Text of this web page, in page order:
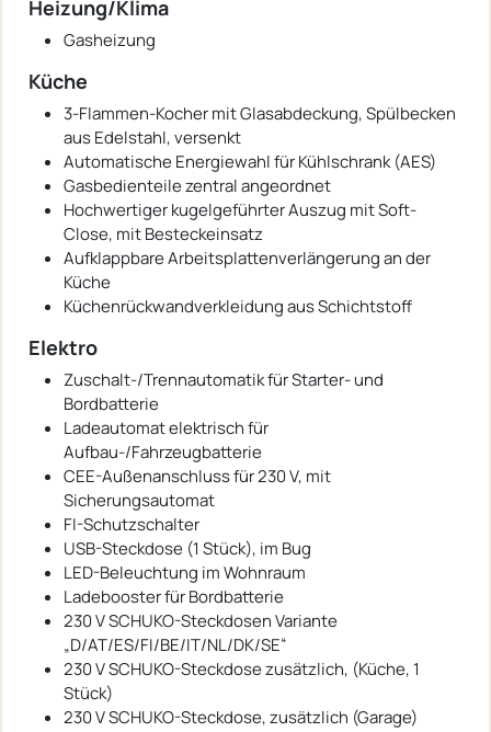
Heizung/Klima
Gasheizung
Küche
3-Flammen-Kocher mit Glasabdeckung, Spülbecken
aus Edelstahl, versenkt
Automatische Energiewahl für Kühlschrank (AES)
Gasbedienteile zentral angeordnet
Hochwertiger kugelgeführter Auszug mit Soft-
Close, mit Besteckeinsatz
Aufklappbare Arbeitsplattenverlängerung an der
Küche
Küchenrückwandverkleidung aus Schichtstoff
Elektro
Zuschalt-/Trennautomatik für Starter- und
Bordbatterie
Ladeautomat elektrisch für
Aufbau-/Fahrzeugbatterie
CEE-Außenanschluss für 230 V, mit
Sicherungsautomat
FI-Schutzschalter
USB-Steckdose (1 Stück), im Bug
LED-Beleuchtung im Wohnraum
Ladebooster für Bordbatterie
230 V SCHUKO-Steckdosen Variante
„D/AT/ES/FI/BE/IT/NL/DK/SE“
230 V SCHUKO-Steckdose zusätzlich, (Küche, 1
Stück)
230 V SCHUKO-Steckdose, zusätzlich (Garage)